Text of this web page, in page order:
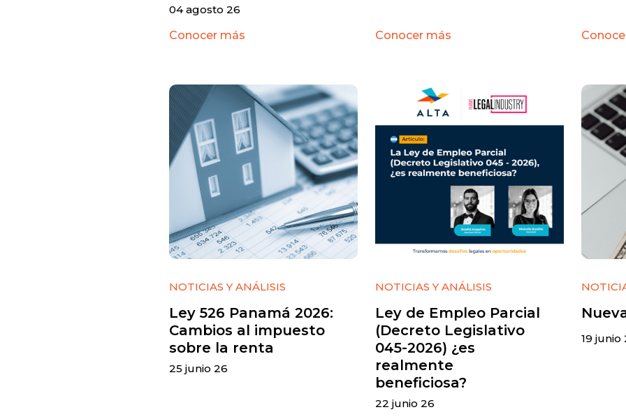
04 agosto 26
Conocer más
Conocer más
NOTICIAS Y ANÁLISIS
Ley 526 Panamá 2026:
Cambios al impuesto
sobre la renta
25 junio 26
NOTICIAS Y ANÁLISIS
Ley de Empleo Parcial
(Decreto Legislativo
045-2026) ¿es
realmente
beneficiosa?
22 junio 26
19 junio